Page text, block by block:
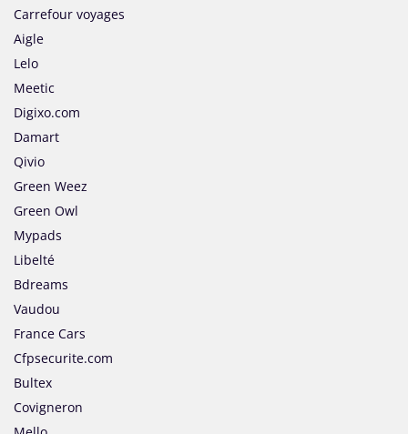
Carrefour voyages
Aigle
Lelo
Meetic
Digixo.com
Damart
Qivio
Green Weez
Green Owl
Mypads
Libelté
Bdreams
Vaudou
France Cars
Cfpsecurite.com
Bultex
Covigneron